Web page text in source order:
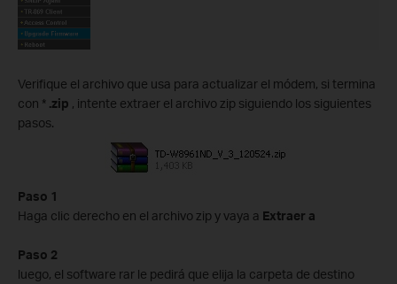
Verifique el archivo que usa para actualizar el módem, si termina
con * .zip , intente extraer el archivo zip siguiendo los siguientes
pasos.
Paso 1
Haga clic derecho en el archivo zip y vaya a Extraer a
Paso 2
luego, el software rar le pedirá que elija la carpeta de destino